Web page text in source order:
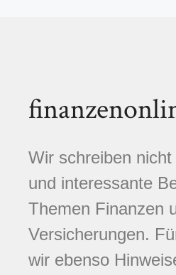
Wir schreiben
und interessante
Themen Finanzen
Versicherungen.
wir ebenso